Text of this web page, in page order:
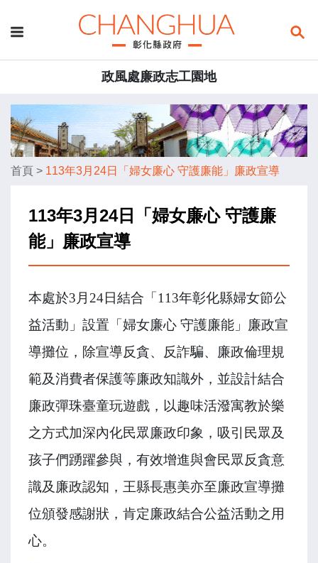
政風處廉政志工園地
首頁 > 113年3月24日「婦女廉心 守護廉能」廉政宣導
113年3月24日「婦女廉心 守護廉
能」廉政宣導
本處於3 月 24日結合「 113年彰化縣婦女節公
益活動」設置「婦女廉心 守護廉能」廉政宣
導攤位，除宣導反貪、反詐騙、廉政倫理規
範及消費者保護等廉政知識外，並設計結合
廉政彈珠臺童玩遊戲，以趣味活潑寓教於樂
之方式加深內化民眾廉政印象，吸引民眾及
孩子們踴躍參與，有效增進與會民眾反貪意
識及廉政認知，王縣長惠美亦至廉政宣導攤
位頒發感謝狀，肯定廉政結合公益活動之用
心。